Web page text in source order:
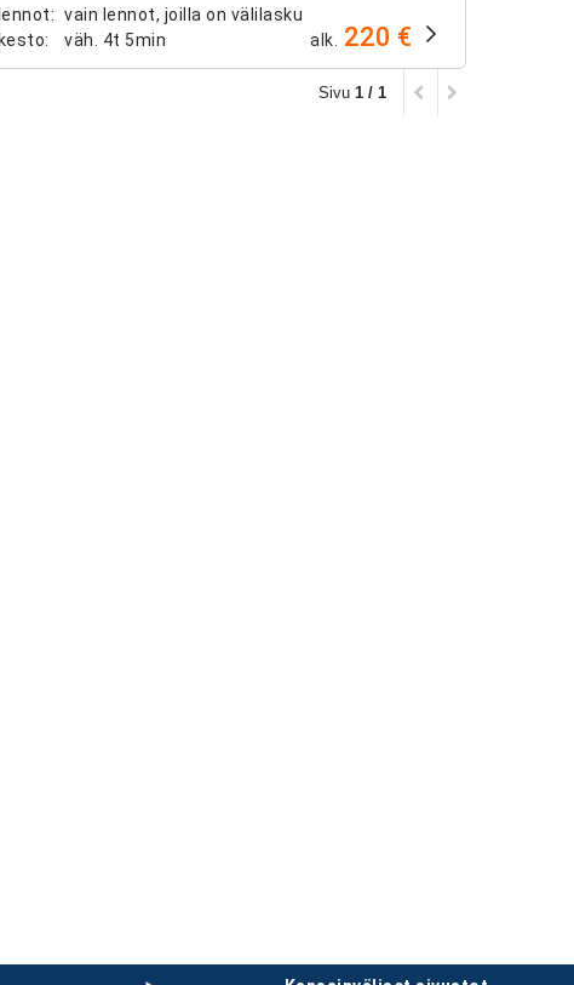
: vain lennot, joilla on välilasku
: väh. 4t 5min alk. 220 €
Sivu 1 / 1